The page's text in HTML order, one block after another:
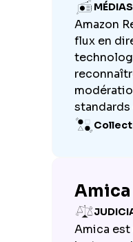
MÉDIAS
Amazon
flux en
standards
Amica
Amica